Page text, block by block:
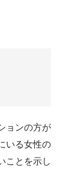
ョンの方が
いる女性の
ことを示し